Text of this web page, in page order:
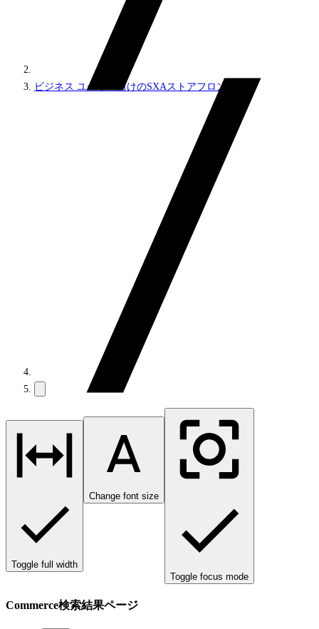
ビジネス ユーザー向けのSXAストアフロント
Toggle full width
Change font size
Toggle focus mode
Commerce検索結果ページ